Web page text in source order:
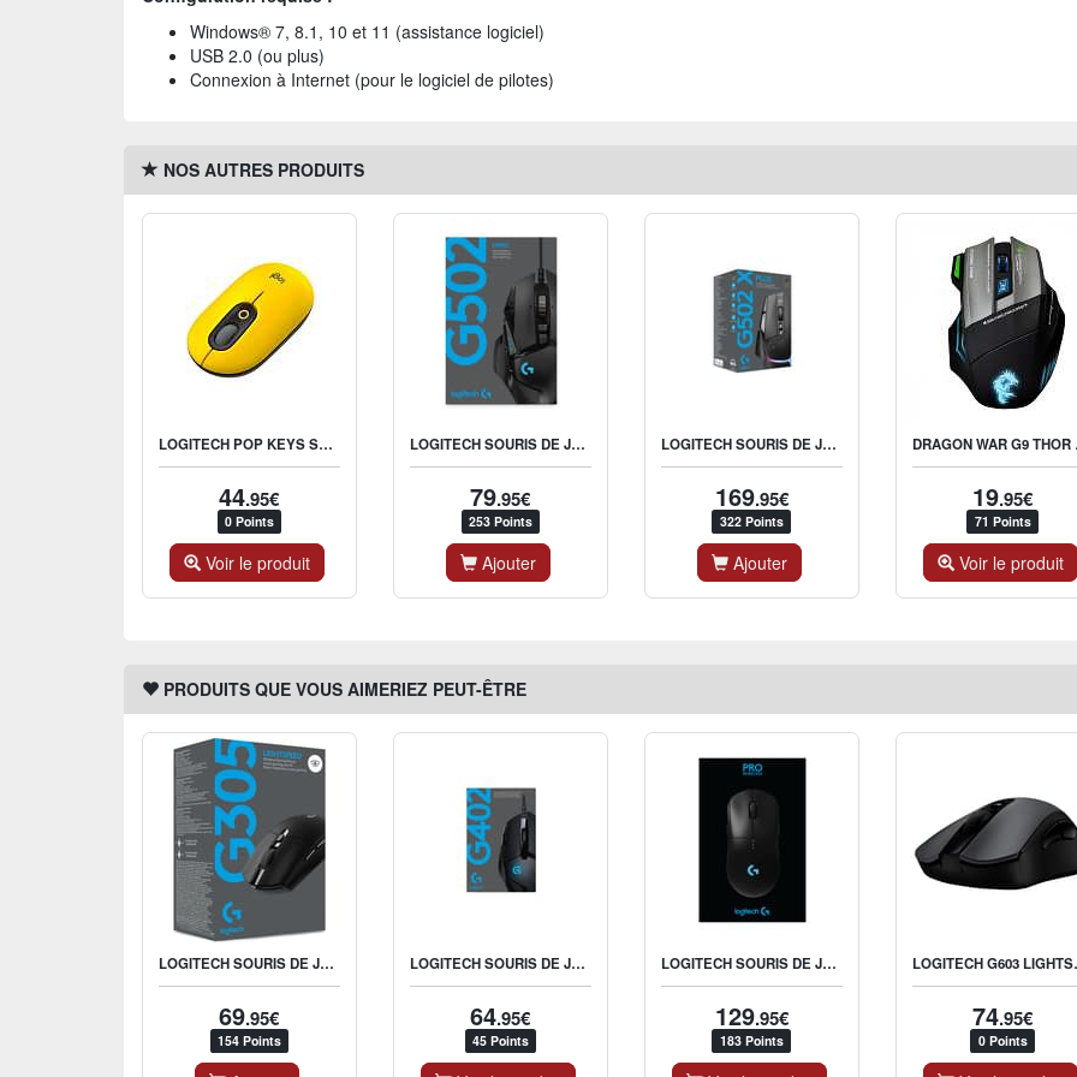
Windows® 7, 8.1, 10 et 11 (assistance logiciel)
USB 2.0 (ou plus)
Connexion à Internet (pour le logiciel de pilotes)
NOS AUTRES PRODUITS
LOGITECH POP KEYS SOURIS SANS-FIL - BLAST YELLOW
44.95€
0 Points
Voir le produit
LOGITECH SOURIS DE JEU HAUTES PERFORMANCES G502 HERO
79.95€
253 Points
Ajouter
LOGITECH SOURIS DE JEU SANS FIL G502 X PLUS RGB NOIR POUR PC (WINDOWS/MACOS)
169.95€
322 Points
Ajouter
19.95€
71 Points
Voir le produit
PRODUITS QUE VOUS AIMERIEZ PEUT-ÊTRE
LOGITECH SOURIS DE JEU SANS FIL G305 LIGHTSPEED NOIRE
69.95€
154 Points
LOGITECH SOURIS DE JEU G402 HYPERION FURY FPS
64.95€
45 Points
LOGITECH SOURIS DE JEU SANS FIL G PRO
129.95€
183 Points
LOGITECH
74.95€
0 Points